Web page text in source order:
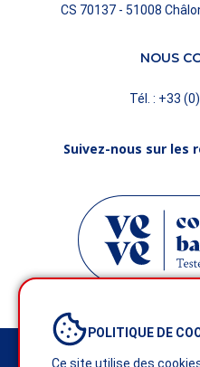
POLITIQUE DE
Ce site utilise des
CS 70137 - 51008
NOUS
Tél. : +33
Suivez-nous sur les